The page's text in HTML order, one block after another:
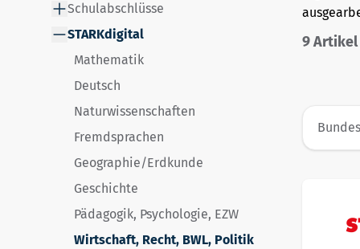
Schulabschlüsse
STARKdigital
Mathematik
Deutsch
Naturwissenschaften
Fremdsprachen
Geographie/Erdkunde
Geschichte
Pädagogik, Psychologie, EZW
Wirtschaft, Recht, BWL, Politik
9Artikel